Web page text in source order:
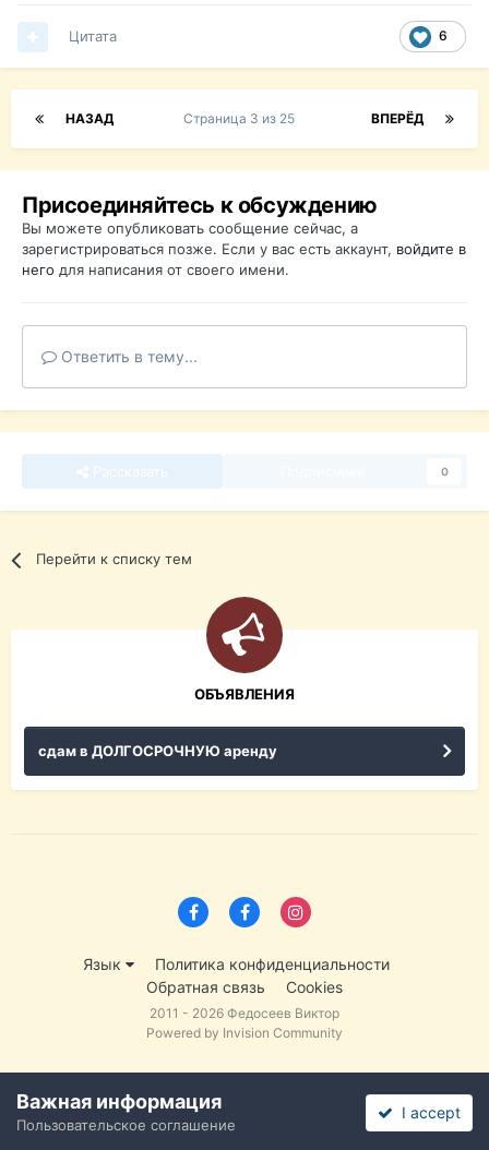
6
Цитата
НАЗАД ВПЕРЁД
Страница 3 из 25
Присоединяйтесь к обсуждению
Вы можете опубликовать сообщение сейчас, а
зарегистрироваться позже. Если у вас есть аккаунт, войдите в
него для написания от своего имени.
Ответить в тему...
0
Перейти к списку тем
ОБЪЯВЛЕНИЯ
сдам в ДОЛГОСРОЧНУЮ аренду
Язык
Политика конфиденциальности
Обратная связь
Cookies
2011 - 2026 Федосеев Виктор
Powered by Invision Community
Важная информация
Пользовательское соглашение
I accept